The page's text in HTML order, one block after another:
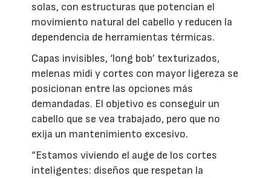
solas, con estructuras que potencian el
movimiento natural del cabello y reducen la
dependencia de herramientas térmicas.
Capas invisibles, ‘long bob’ texturizados,
melenas midi y cortes con mayor ligereza se
posicionan entre las opciones más
demandadas. El objetivo es conseguir un
cabello que se vea trabajado, pero que no
exija un mantenimiento excesivo.
“Estamos viviendo el auge de los cortes
inteligentes: diseños que respetan la